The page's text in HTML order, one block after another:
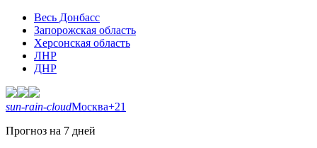
Весь Донбасс
Запорожская область
Херсонская область
ЛНР
ДНР
sun-rain-cloudМосква+21
Прогноз на 7 дней